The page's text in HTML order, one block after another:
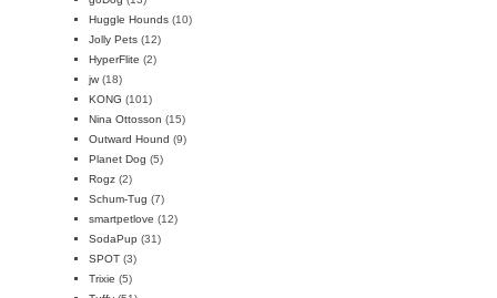
Huggle Hounds (10)
Jolly Pets (12)
HyperFlite (2)
jw (18)
KONG (101)
Nina Ottosson (15)
Outward Hound (9)
Planet Dog (5)
Rogz (2)
Schum-Tug (7)
smartpetlove (12)
SodaPup (31)
SPOT (3)
Trixie (5)